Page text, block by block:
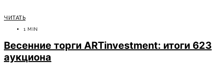
ЧИТАТЬ
1 MIN
Весенние торги ARTinvestment: итоги 623
аукциона